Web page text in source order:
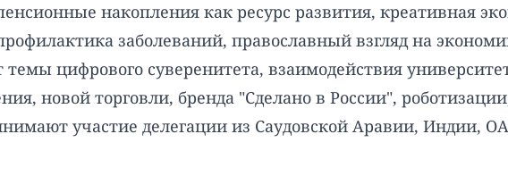
накопления как ресурс развития, креативная
заболеваний, православный взгляд на
цифрового суверенитета, взаимодействия
новой торговли, бренда "Сделано в России",
участие делегации из Саудовской Аравии, Индии,